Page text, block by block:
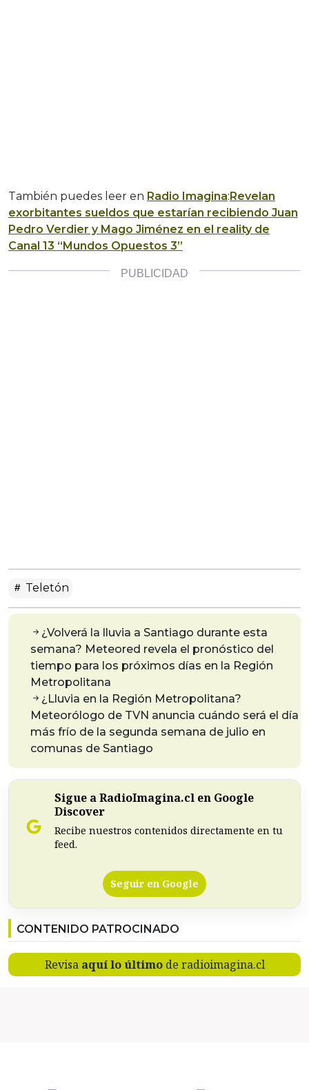
También puedes leer en Radio Imagina: Revelan
exorbitantes sueldos que estarían recibiendo Juan
Pedro Verdier y Mago Jiménez en el reality de
Canal 13 “Mundos Opuestos 3”
Teletón
¿Volverá la lluvia a Santiago durante esta
semana? Meteored revela el pronóstico del
tiempo para los próximos días en la Región
Metropolitana
¿Lluvia en la Región Metropolitana?
Meteorólogo de TVN anuncia cuándo será el día
más frío de la segunda semana de julio en
comunas de Santiago
Sigue a RadioImagina.cl en Google
Discover
Recibe nuestros contenidos directamente en tu
feed.
Seguir en Google
CONTENIDO PATROCINADO
Revisa aquí lo últimode radioimagina.cl